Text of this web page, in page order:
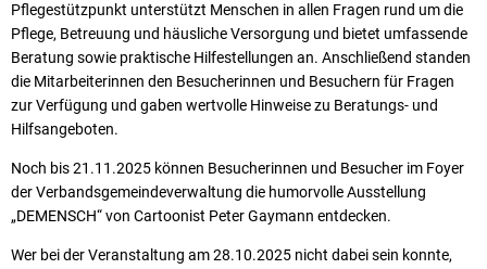
Pflegestützpunkt unterstützt Menschen in allen Fragen rund um die
Pflege, Betreuung und häusliche Versorgung und bietet umfassende
Beratung sowie praktische Hilfestellungen an. Anschließend standen
die Mitarbeiterinnen den Besucherinnen und Besuchern für Fragen
zur Verfügung und gaben wertvolle Hinweise zu Beratungs- und
Hilfsangeboten.
Noch bis 21.11.2025 können Besucherinnen und Besucher im Foyer
der Verbandsgemeindeverwaltung die humorvolle Ausstellung
„DEMENSCH“ von Cartoonist Peter Gaymann entdecken.
Wer bei der Veranstaltung am 28.10.2025 nicht dabei sein konnte,